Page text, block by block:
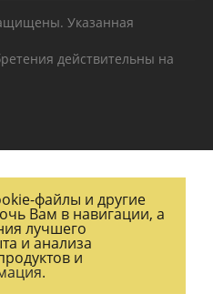
Указанная
действительны на
файлы и другие
Вам в навигации, а
лучшего
и анализа
и